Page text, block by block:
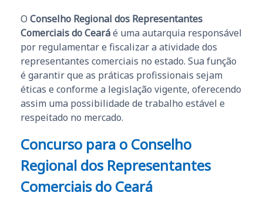
O Conselho Regional dos Representantes
Comerciais do Cearáé uma autarquia responsável
por regulamentar e fiscalizar a atividade dos
representantes comerciais no estado. Sua função
é garantir que as práticas profissionais sejam
éticas e conforme a legislação vigente, oferecendo
assim uma possibilidade de trabalho estável e
respeitado no mercado.
Concurso para o Conselho
Regional dos Representantes
Comerciais do Ceará